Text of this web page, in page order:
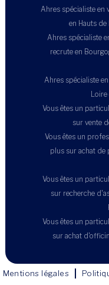
Ahres spécialiste en
en Hauts de
Ahres spécialiste
recrute en
Ahres spécialiste
Vous êtes un
sur vente
Vous êtes un
plus sur achat de
Vous êtes un
sur recherche
Vous êtes un
sur achat
Mentions légales